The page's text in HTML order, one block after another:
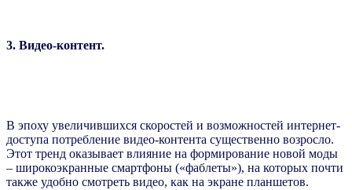
3. Видео-контент.
В эпоху увеличившихся скоростей и возможностей интернет-
доступа потребление видео-контента существенно возросло.
Этот тренд оказывает влияние на формирование новой моды
– широкоэкранные смартфоны («фаблеты»), на которых почти
также удобно смотреть видео, как на экране планшетов.